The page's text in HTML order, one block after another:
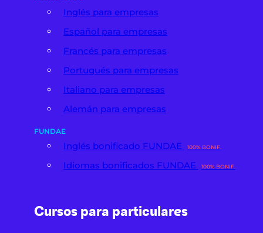
Inglés para empresas
Español para empresas
Francés para empresas
Portugués para empresas
Italiano para empresas
Alemán para empresas
FUNDAE
Inglés bonificado FUNDAE 100% BONIF.
Idiomas bonificados FUNDAE 100% BONIF.
Cursos para particulares